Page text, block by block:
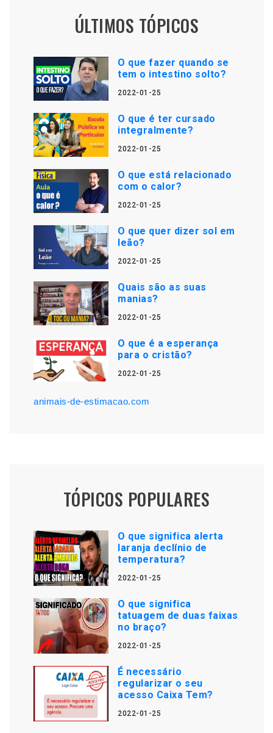
ÚLTIMOS TÓPICOS
O que fazer quando se
tem o intestino solto?
2022-01-25
O que é ter cursado
integralmente?
2022-01-25
O que está relacionado
com o calor?
2022-01-25
O que quer dizer sol em
leão?
2022-01-25
Quais são as suas
manias?
2022-01-25
O que é a esperança
para o cristão?
2022-01-25
animais-de-estimacao.com
TÓPICOS POPULARES
O que significa alerta
laranja declínio de
temperatura?
2022-01-25
O que significa
tatuagem de duas faixas
no braço?
2022-01-25
É necessário
regularizar o seu
acesso Caixa Tem?
2022-01-25